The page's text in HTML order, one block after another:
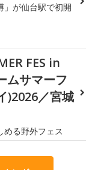
」が仙台駅で初開
FES in
ムサマーフ
)2026／宮城
める野外フェス